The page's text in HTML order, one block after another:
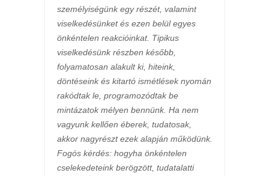
személyiségünk egy részét, valamint
viselkedésünket és ezen belül egyes
önkéntelen reakcióinkat. Tipikus
viselkedésünk részben később,
folyamatosan alakult ki, hiteink,
döntéseink és kitartó ismétlések nyomán
rakódtak le, programozódtak be
mintázatok mélyen bennünk. Ha nem
vagyunk kellően éberek, tudatosak,
akkor nagyrészt ezek alapján működünk.
Fogós kérdés: hogyha önkéntelen
cselekedeteink berögzött, tudatalatti